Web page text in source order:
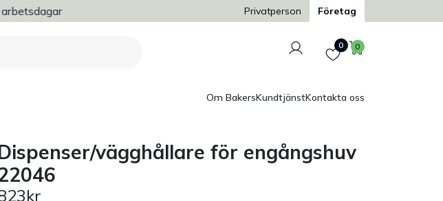
och säker betalning Privatperson Företag
Logga in
Favoriter
0 Varukorg
0
Om BakersKundtjänstKontakta oss
vägghållare för engångshuv